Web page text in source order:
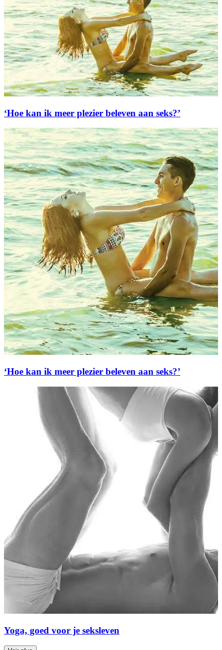
‘Hoe kan ik meer plezier beleven aan seks?’
‘Hoe kan ik meer plezier beleven aan seks?’
Yoga, goed voor je seksleven